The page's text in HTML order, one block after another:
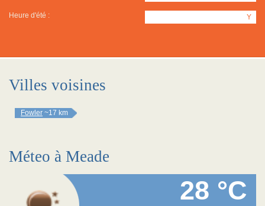
Heure d'été : Y
Villes voisines
Fowler ~17 km
Méteo à Meade
28 °C